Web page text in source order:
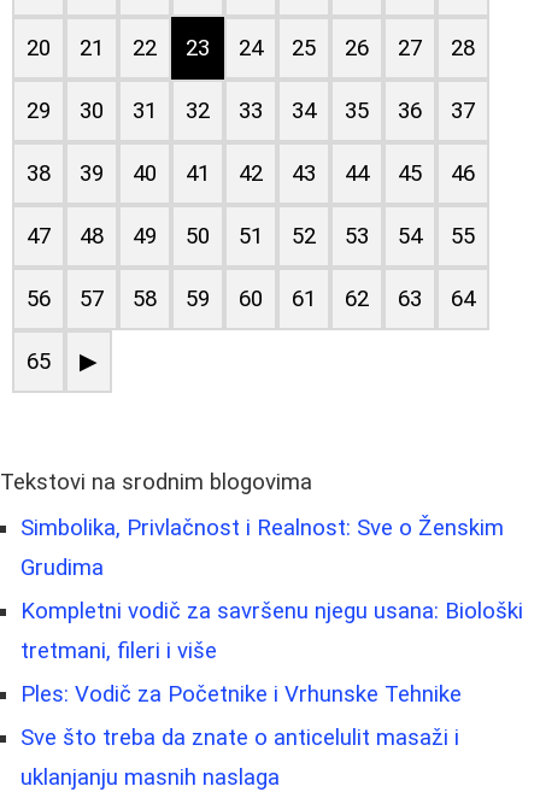
20 21 22 23 24 25 26 27 28
29 30 31 32 33 34 35 36 37
38 39 40 41 42 43 44 45 46
47 48 49 50 51 52 53 54 55
56 57 58 59 60 61 62 63 64
65 ▶
Tekstovi na srodnim blogovima
Simbolika, Privlačnost i Realnost: Sve o Ženskim
Grudima
Kompletni vodič za savršenu njegu usana: Biološki
tretmani, fileri i više
Ples: Vodič za Početnike i Vrhunske Tehnike
Sve što treba da znate o anticelulit masaži i
uklanjanju masnih naslaga